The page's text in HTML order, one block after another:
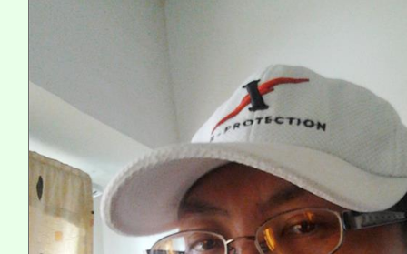
《TA101》溝通分析基
程，歡迎學生輔導中心
心理、諮商輔導、社會
系所師生報名參加。